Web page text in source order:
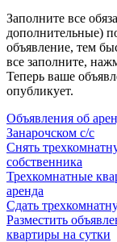
Заполните все
дополнительные)
объявление, тем
все заполните,
Теперь ваше
опубликует.
Объявления об
Занарочском с/с
Снять
собственника
Трехкомнатные
аренда
Сдать
Разместить
квартиры на сутки